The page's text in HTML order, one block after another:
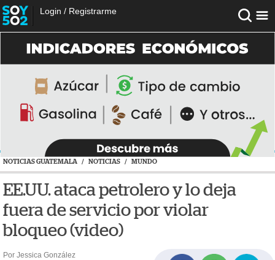
Login / Registrarme
NOTICIAS GUATEMALA / NOTICIAS / MUNDO
EE.UU. ataca petrolero y lo deja
fuera de servicio por violar
bloqueo (video)
Por Jessica González